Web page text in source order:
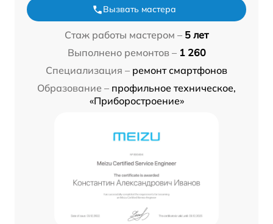
Вызвать мастера
Стаж работы мастером – 5 лет
Выполнено ремонтов – 1 260
Специализация – ремонт смартфонов
Образование – профильное техническое,
«Приборостроение»